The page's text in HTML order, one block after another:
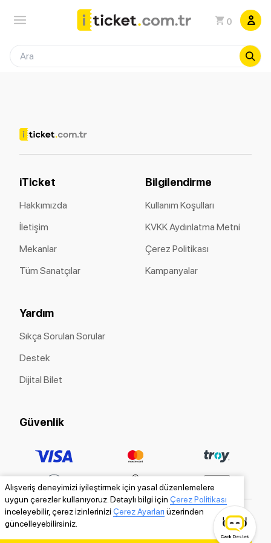
0
Alışveriş deneyimizi iyileştirmek için yasal düzenlemelere
uygun çerezler kullanıyoruz. Detaylı bilgi için Çerez Politikası
inceleyebilir, çerez izinlerinizi Çerez Ayarları üzerinden
güncelleyebilirsiniz.
iTicket
Hakkımızda
İletişim
Mekanlar
Tüm Sanatçılar
Bilgilendirme
Kullanım Koşulları
KVKK Aydınlatma Metni
Çerez Politikası
Kampanyalar
Yardım
Sıkça Sorulan Sorular
Destek
Dijital Bilet
Güvenlik
Canlı Destek